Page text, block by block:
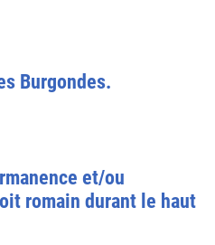
Burgondes.
et/ou
romain durant le haut